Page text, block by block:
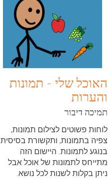
האוכל שלי - תמונות
והערות
תמיכה דיבור
לוחות פשוטים לצילום תמונות,
צפיה בתמונות, ותקשורת בסיסית
בנוגע לתמונות. היישום הזה
מתייחס לתמונות של אוכל אבל
ניתן בקלות לשנות לכל נושא.